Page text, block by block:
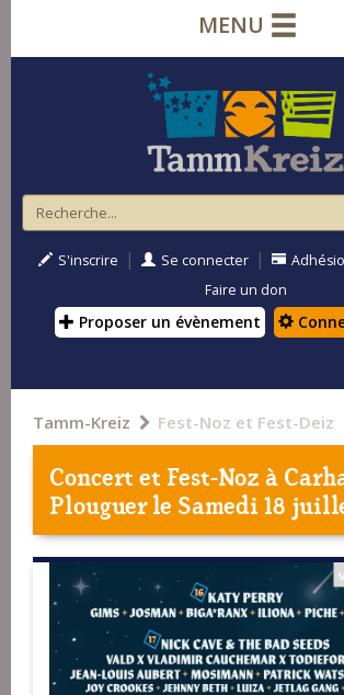
MENU
S'inscrire | Se connecter |
Faire un don
Proposer un évènement
Tamm-Kreiz Fest-Noz et Fest-Deiz
Concert et Fest-Noz à
Plouguerle Samedi 18